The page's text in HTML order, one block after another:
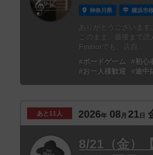
神奈川県 横浜市
ありがとうございます
このまま、最後まで
Fminorでも、店自...
#ボードゲーム
#初心
#お一人様歓迎
#途中
あと 11人 2026年 08 月 21 日
8/21（金）